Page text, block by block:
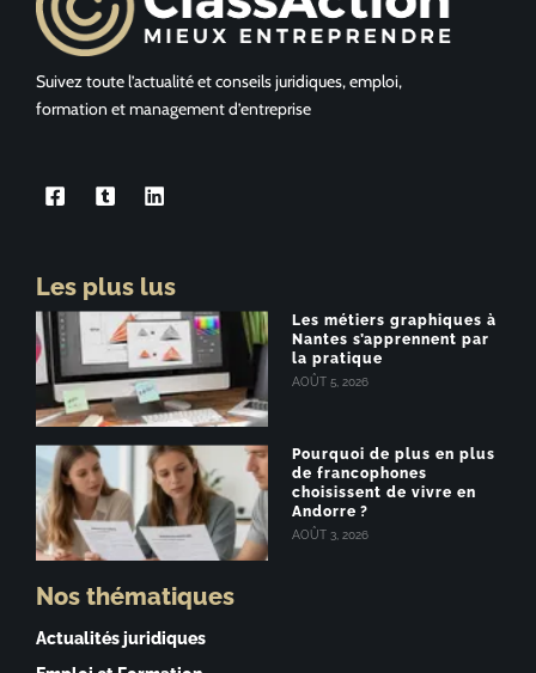
Suivez toute l’actualité et conseils juridiques, emploi,
formation et management d’entreprise
Les plus lus
Les métiers graphiques à
Nantes s’apprennent par
la pratique
AOÛT 5, 2026
Pourquoi de plus en plus
de francophones
choisissent de vivre en
Andorre ?
AOÛT 3, 2026
Nos thématiques
Actualités juridiques